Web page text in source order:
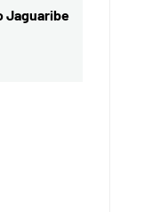
Next
Jaguaribe